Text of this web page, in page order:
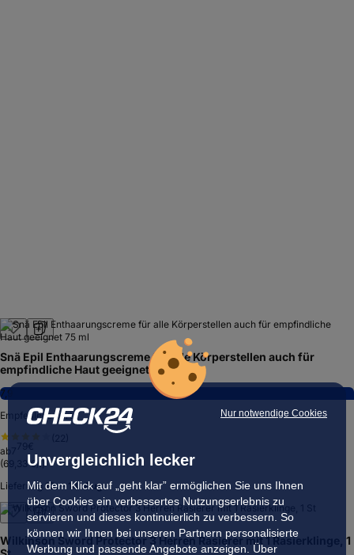
Nur notwendige Cookies
Unvergleichlich lecker
Mit dem Klick auf „geht klar” ermöglichen Sie uns Ihnen
über Cookies ein verbessertes Nutzungserlebnis zu
servieren und dieses kontinuierlich zu verbessern. So
können wir Ihnen bei unseren Partnern personalisierte
Werbung und passende Angebote anzeigen. Über
Snä Epil Enthaarungscreme für alle Körperstellen auch für
empfindliche Haut geeignet 75 ml
7,9
Empfehlenswert
ab
(69,33 €/l)
Lieferung 12. – 14. Aug.
Wilkinson Sword Protector 3 Herren Rasierer mit 1 Rasierklinge, 1